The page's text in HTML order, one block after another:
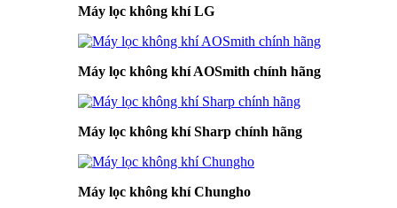
Máy lọc không khí LG
Máy lọc không khí AOSmith chính hãng
Máy lọc không khí Sharp chính hãng
Máy lọc không khí Chungho